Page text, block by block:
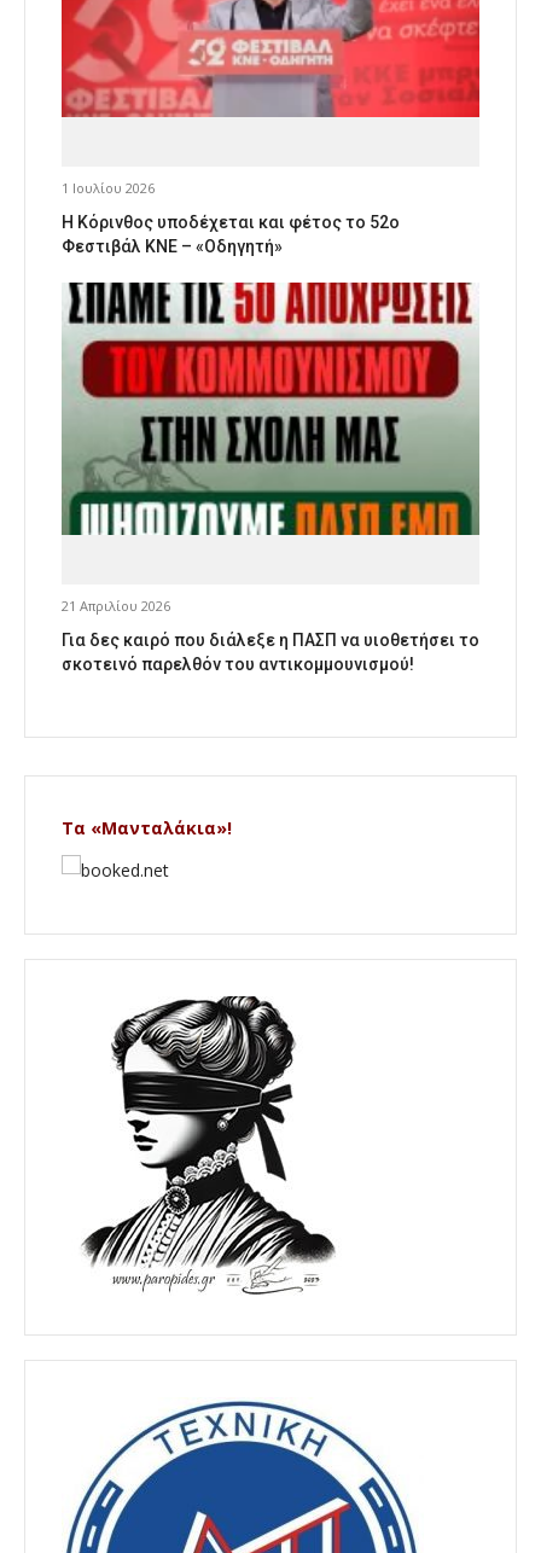
1 Ιουλίου 2026
Η Κόρινθος υποδέχεται και φέτος το 52ο
Φεστιβάλ ΚΝΕ – «Οδηγητή»
21 Απριλίου 2026
Για δες καιρό που διάλεξε η ΠΑΣΠ να υιοθετήσει το
σκοτεινό παρελθόν του αντικομμουνισμού!
Τα «Μανταλάκια»!